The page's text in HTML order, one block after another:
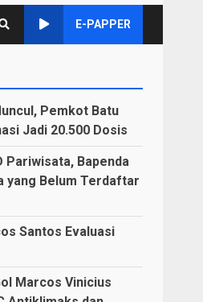
E-PAPPER
Pemkot Batu
Jadi 20.500 Dosis
Pariwisata, Bapenda
yang Belum Terdaftar
Santos Evaluasi
Marcos Vinicius